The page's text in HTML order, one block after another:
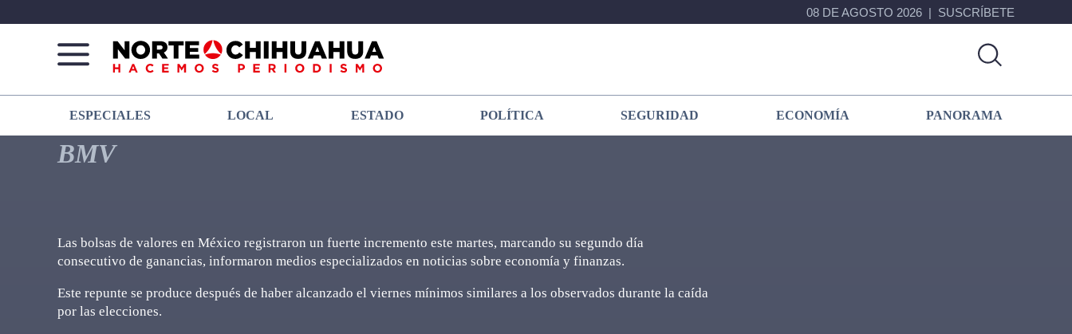
08 DE AGOSTO 2026 SUSCRÍBETE
Norte
De
Chihuahua
Más
que
noticias,
hacemos periodismo
ESPECIALES LOCAL ESTADO POLÍTICA SEGURIDAD ECONOMÍA PANORAMA
BMV
Las bolsas de valores en México registraron un fuerte incremento este martes, marcando su segundo día
consecutivo de ganancias, informaron medios especializados en noticias sobre economía y finanzas.
Este repunte se produce después de haber alcanzado el viernes mínimos similares a los observados durante la caída
por las elecciones.